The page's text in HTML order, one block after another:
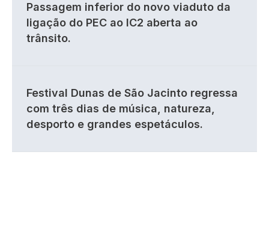
Passagem inferior do novo viaduto da
ligação do PEC ao IC2 aberta ao
trânsito.
Festival Dunas de São Jacinto regressa
com três dias de música, natureza,
desporto e grandes espetáculos.